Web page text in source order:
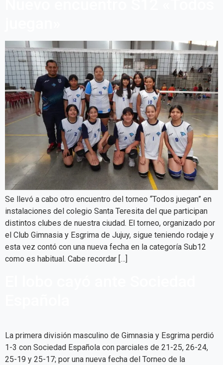
Se llevó a cabo otro encuentro del torneo “Todos juegan” en
instalaciones del colegio Santa Teresita del que participan
distintos clubes de nuestra ciudad. El torneo, organizado por
el Club Gimnasia y Esgrima de Jujuy, sigue teniendo rodaje y
esta vez contó con una nueva fecha en la categoría Sub12
como es habitual. Cabe recordar […]
La primera división masculino de Gimnasia y Esgrima perdió
1-3 con Sociedad Española con parciales de 21-25, 26-24,
25-19 y 25-17; por una nueva fecha del Torneo de la